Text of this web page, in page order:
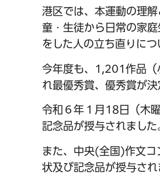
港区では、本運動の理
童・生徒から日常の家
をした人の立ち直りに
今年度も、1,201作品（
れ最優秀賞、優秀賞が決
令和６年１月18日（木
記念品が授与されました
また、中央(全国)作文コ
状及び記念品が授与され